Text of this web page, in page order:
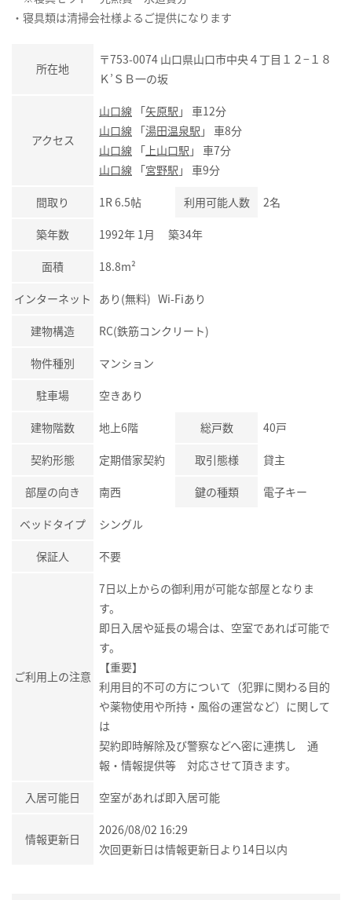
・寝具類は清掃会社様よるご提供になります
所在地
〒753-0074 山口県山口市中央４丁目１２−１８
Ｋ’ＳＢ一の坂
アクセス
山口線 「矢原駅 」 車12分
山口線 「湯田温泉駅 」 車8分
山口線 「 上山口駅 」 車7分
山口線 「宮野駅 」 車9分
間取り 1R 6.5帖 利用可能人数 2名
築年数 1992年 1月 築34年
面積 18.8m²
インターネット あり(無料) Wi-Fiあり
建物構造 RC(鉄筋コンクリート)
物件種別 マンション
駐車場 空きあり
建物階数 地上6階 総戸数 40戸
契約形態 定期借家契約 取引態様 貸主
部屋の向き 南西 鍵の種類 電子キー
ベッドタイプ シングル
保証人 不要
ご利用上の注意
7日以上からの御利用が可能な部屋となりま
す。
即日入居や延長の場合は、空室であれば可能で
す。
【重要】
利用目的不可の方について（犯罪に関わる目的
や薬物使用や所持・風俗の運営など）に関して
は
契約即時解除及び警察などへ密に連携し 通
報・情報提供等 対応させて頂きます。
入居可能日 空室があれば即入居可能
情報更新日
2026/08/02 16:29
次回更新日は情報更新日より14日以内